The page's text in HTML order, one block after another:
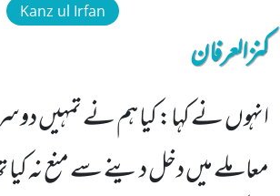
Kanz ul Irfan
کنزالعرفان
انہوں نے کہا: کیا ہم نے تمہیں
معاملے میں دخل دینے سے منع نہ کیا